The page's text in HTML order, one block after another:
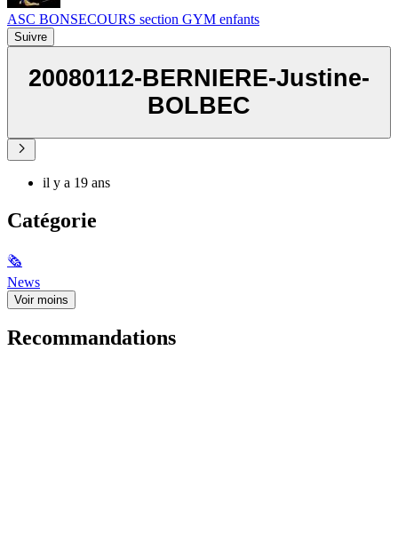
ASC BONSECOURS section GYM enfants
Suivre
20080112-BERNIERE-Justine-
BOLBEC
il y a 19 ans
Catégorie
🗞
News
Voir moins
Recommandations